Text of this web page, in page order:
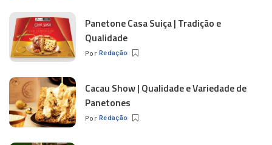
Panetone Casa Suiça | Tradição e
Qualidade
Por Redação
Cacau Show | Qualidade e Variedade de
Panetones
Por Redação